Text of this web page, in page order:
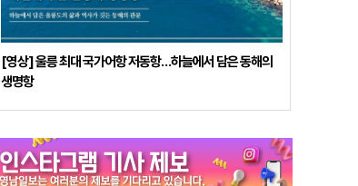
[영상] 울릉 최대 국가어항 저동항…하늘에서 담은 동해의
생명항